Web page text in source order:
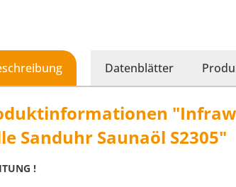
Datenblätter
Sanduhr Saunaöl S2305"
!